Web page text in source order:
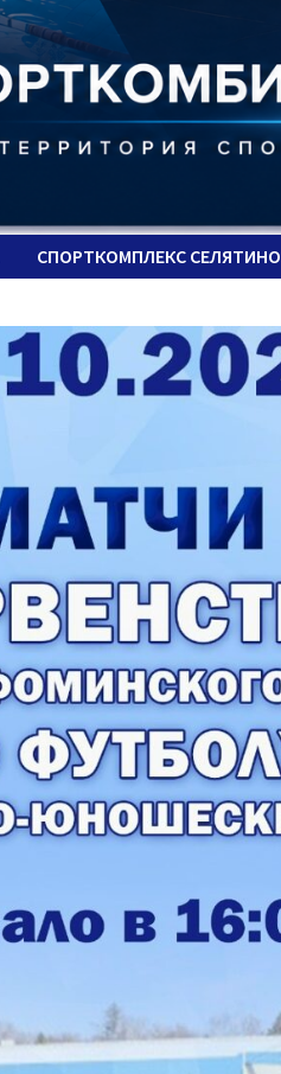
СПОРТКОМПЛЕКС СЕЛЯТИНО